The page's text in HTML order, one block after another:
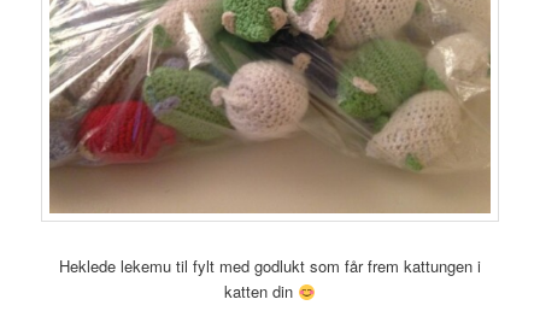
Heklede lekemu til fylt med godlukt som får frem kattungen i
katten din